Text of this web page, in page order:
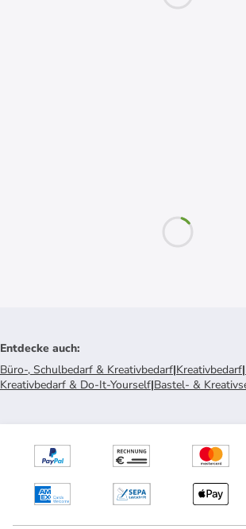
Entdecke auch:
Büro-, Schulbedarf & Kreativbedarf|Kreativbedarf|
Kreativbedarf & Do-It-Yourself|Bastel- &